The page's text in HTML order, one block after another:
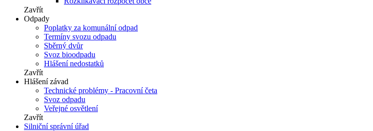
Zavřít
Odpady
Poplatky za komunální odpad
Termíny svozu odpadu
Sběrný dvůr
Svoz bioodpadu
Hlášení nedostatků
Zavřít
Hlášení závad
Technické problémy - Pracovní četa
Svoz odpadu
Veřejné osvětlení
Zavřít
Silniční správní úřad